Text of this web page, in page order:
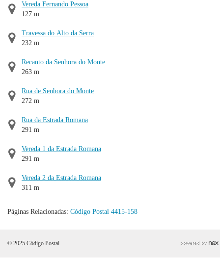
Vereda Fernando Pessoa
127 m
Travessa do Alto da Serra
232 m
Recanto da Senhora do Monte
263 m
Rua de Senhora do Monte
272 m
Rua da Estrada Romana
291 m
Vereda 1 da Estrada Romana
291 m
Vereda 2 da Estrada Romana
311 m
Páginas Relacionadas: Código Postal 4415-158
© 2025 Código Postal